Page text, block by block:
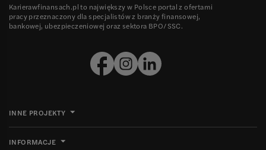
Karierawfinansach.pl to największy w Polsce portal z ofertami
pracy przeznaczony dla specjalistów z branży finansowej,
bankowej, ubezpieczeniowej oraz sektora BPO/SSC.
INNE PROJEKTY
INFORMACJE